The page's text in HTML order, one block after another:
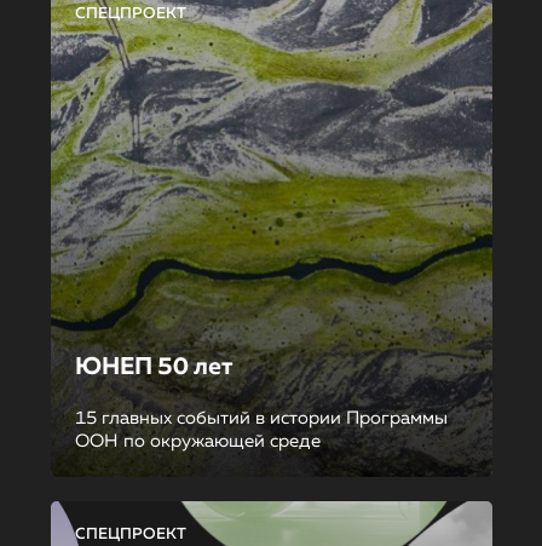
СПЕЦПРОЕКТ
ЮНЕП 50 лет
15 главных событий в истории Программы
ООН по окружающей среде
СПЕЦПРОЕКТ